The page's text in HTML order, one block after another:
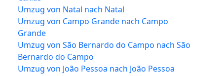
Umzug von Natal nach Natal
Umzug von Campo Grande nach Campo
Grande
Umzug von São Bernardo do Campo nach São
Bernardo do Campo
Umzug von João Pessoa nach João Pessoa